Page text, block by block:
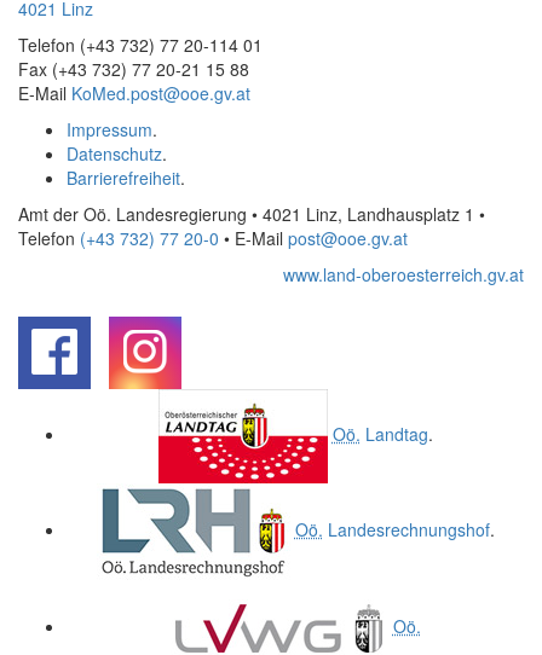
4021 Linz
Telefon (+43 732) 77 20-114 01
Fax (+43 732) 77 20-21 15 88
E-Mail KoMed.post@ooe.gv.at
Impressum.
Datenschutz.
Barrierefreiheit.
Amt der Oö. Landesregierung • 4021 Linz, Landhausplatz 1 •
Telefon (+43 732) 77 20-0 • E-Mail post@ooe.gv.at
www.land-oberoesterreich.gv.at
Oö. Landtag.
Oö. Landesrechnungshof.
Oö.